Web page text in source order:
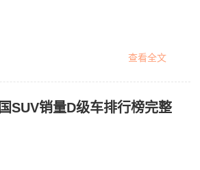
查看全文
SUV销量D级车排行榜完整